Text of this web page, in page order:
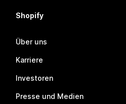
Shopify
Über uns
Karriere
Investoren
Presse und Medien